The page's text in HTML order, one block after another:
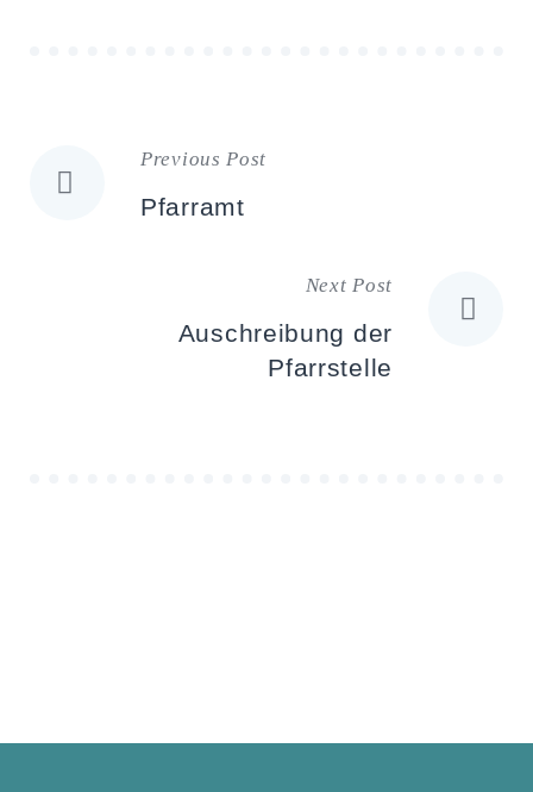
Beitragsnavigation
Previous Post
Pfarramt
Next Post
Auschreibung der
Pfarrstelle